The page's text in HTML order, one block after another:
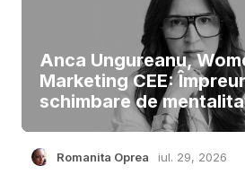
Anca Ungureanu,
Marketing CEE:
schimbare de
Romanita Oprea iul. 29, 2026